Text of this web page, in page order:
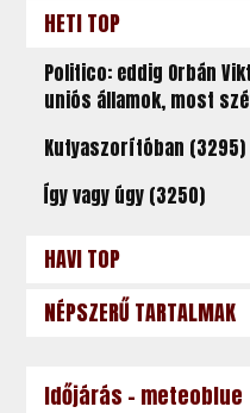
HETI TOP
Politico: eddig Orbán
uniós államok, most
Kutyaszorítóban (3295)
Így vagy úgy (3250)
HAVI TOP
NÉPSZERŰ TARTALMAK
Időjárás - meteoblue